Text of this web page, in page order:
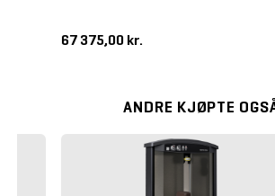
67 375,00 kr.
ANDRE KJØPTE